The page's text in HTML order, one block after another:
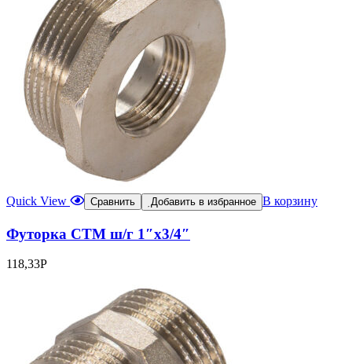
Quick View Сравнить Добавить в избранное В корзину
Футорка СТМ ш/г 1″x3/4″
118,33Р